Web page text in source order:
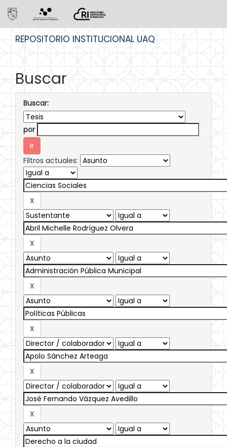
REPOSITORIO INSTITUCIONAL UAQ
Buscar
Buscar:
por
Filtros actuales: